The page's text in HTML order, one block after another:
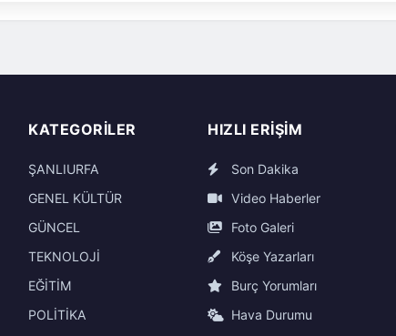
KATEGORILER
ŞANLIURFA
GENEL KÜLTÜR
GÜNCEL
TEKNOLOJİ
EĞİTİM
POLİTİKA
HIZLI ERIŞIM
Son Dakika
Video Haberler
Foto Galeri
Köşe Yazarları
Burç Yorumları
Hava Durumu